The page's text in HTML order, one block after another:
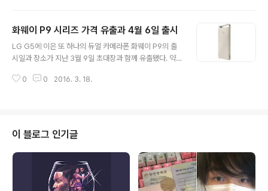
다. 삼성전자의 갤럭시노트6가 올해 7월 중순 경 조기 출
시한다는 소식이다. 루머라기 보다는 거의 '발표' 에 가깝게
확정적으로 '기사'를 썼는데 피드를 보니 처음 들어보는 국
됐고 요약하자면 - 출시일은 7월 중순이다.- 코드네임이
화웨이 P9 시리즈 가격 유출과 4월 6일 출시
LG G5에 이은 또 하나의 듀얼 카메라폰 화웨이 P9의 출
시일과 장소가 지난 3월 9일 초대장과 함께 유출됐다. 약
가기는 했으나 유출된 초대장에 따르면 4월 6일 런던에서
될 것이고 P9 시리즈인 기본형 P9, Max, Lite 3가지 모델
의 가격 정보와 스펙을 명시했다. • Huawei P9 Lite ($2
99, 34만9,830원) 5인치 1080p 디스플레이, 1.5GHz
스냅드래곤 650 칩셋, 2GB LPDDR3 RAM, 16GB 내
장 용량, 1,200만 화소 후면..
0 0 2016. 3. 18.
이 블로그 인기글